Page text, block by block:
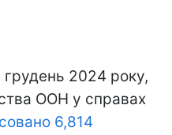
2024 року,
ООН у справах
6,814